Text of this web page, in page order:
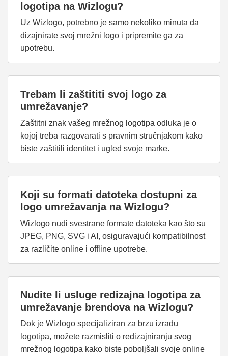
logotipa na Wizlogu?
Uz Wizlogo, potrebno je samo nekoliko minuta da
dizajnirate svoj mrežni logo i pripremite ga za
upotrebu.
Trebam li zaštititi svoj logo za
umrežavanje?
Zaštitni znak vašeg mrežnog logotipa odluka je o
kojoj treba razgovarati s pravnim stručnjakom kako
biste zaštitili identitet i ugled svoje marke.
Koji su formati datoteka dostupni za
logo umrežavanja na Wizlogu?
Wizlogo nudi svestrane formate datoteka kao što su
JPEG, PNG, SVG i AI, osiguravajući kompatibilnost
za različite online i offline upotrebe.
Nudite li usluge redizajna logotipa za
umrežavanje brendova na Wizlogu?
Dok je Wizlogo specijaliziran za brzu izradu
logotipa, možete razmisliti o redizajniranju svog
mrežnog logotipa kako biste poboljšali svoje online